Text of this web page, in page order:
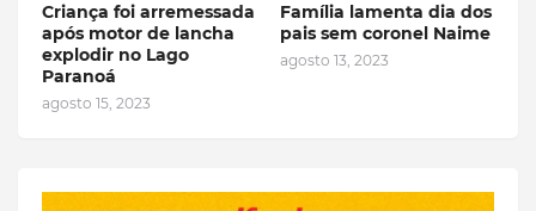
Criança foi arremessada
após motor de lancha
explodir no Lago
Paranoá
agosto 15, 2023
Família lamenta dia dos
pais sem coronel Naime
agosto 13, 2023